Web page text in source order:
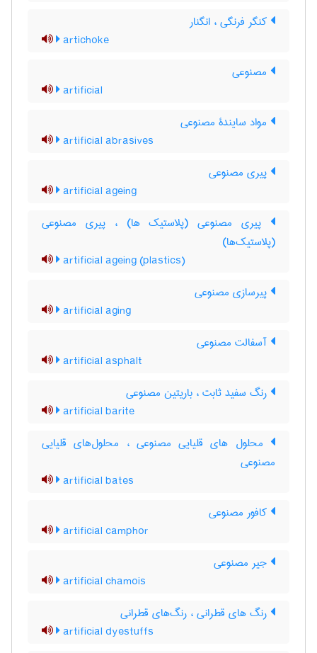
کنگر فرنگی ، انگنار
artichoke
مصنوعی
artificial
مواد سایندۀ مصنوعی
artificial abrasives
پیری مصنوعی
artificial ageing
پیری مصنوعی (پلاستیک ها) ، پیری مصنوعی
(پلاستیک‌ها)
artificial ageing (plastics)
پیرسازی مصنوعی
artificial aging
آسفالت مصنوعی
artificial asphalt
رنگ سفید ثابت ، باریتین مصنوعی
artificial barite
محلول های قلیایی مصنوعی ، محلول‌های قلیایی
مصنوعی
artificial bates
کافور مصنوعی
artificial camphor
جیر مصنوعی
artificial chamois
رنگ های قطرانی ، رنگ‌های قطرانی
artificial dyestuffs